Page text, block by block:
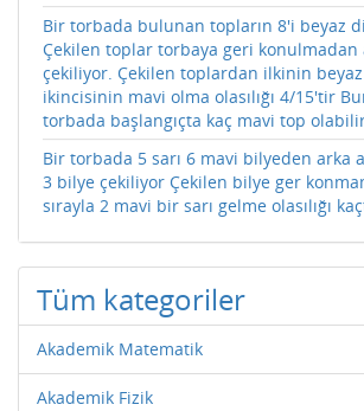
Bir torbada bulunan topların 8'i beyaz
Çekilen toplar torbaya geri
çekiliyor. Çekilen toplardan ilkinin beyaz
ikincisinin mavi olma olasılığı 4/15'tir
torbada başlangıçta kaç mavi top
Bir torbada 5 sarı 6 mavi bilyeden arka
3 bilye çekiliyor Çekilen bilye ger
sırayla 2 mavi bir sarı gelme olasılığı
Tüm kategoriler
Akademik Matematik
Akademik Fizik